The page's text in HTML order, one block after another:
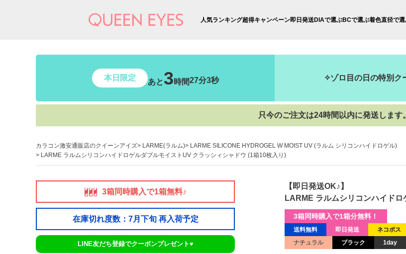
人気ランキング超得キャンペーン即日発送DIAで選ぶBCで選ぶ着色直径で選
本日限定 あと3時間27分1秒 ✧ゾロ目の日の特別ク
只今のご注文は24時間以内に発送します。
カラコン激安通販店のクイーンアイズ LARME(ラルム)
LARME SILICONE HYDROGEL W MOIST UV (ラルム シリコンハイドロゲル)
LARME ラルムシリコンハイドロゲルダブルモイストUV クラッシィシャドウ (1箱10枚入り)
3箱同時購入で1箱無料♪
在庫切れ度数：7月下旬 再入荷予定
LINE友だち登録でクーポンプレゼント♥
【即日発送OK♪】
LARME ラルムシリコンハイド
送料無料 即日発送 ネコポス
ナチュラル
ブラック 1day
3箱同時購入で1箱分無料！